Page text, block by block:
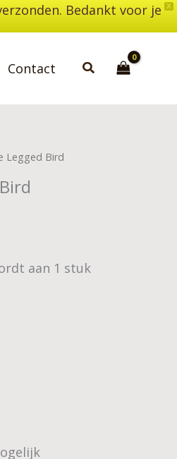
X
Bedankt voor je
Contact Zoeken
Legged Bird
aan 1 stuk